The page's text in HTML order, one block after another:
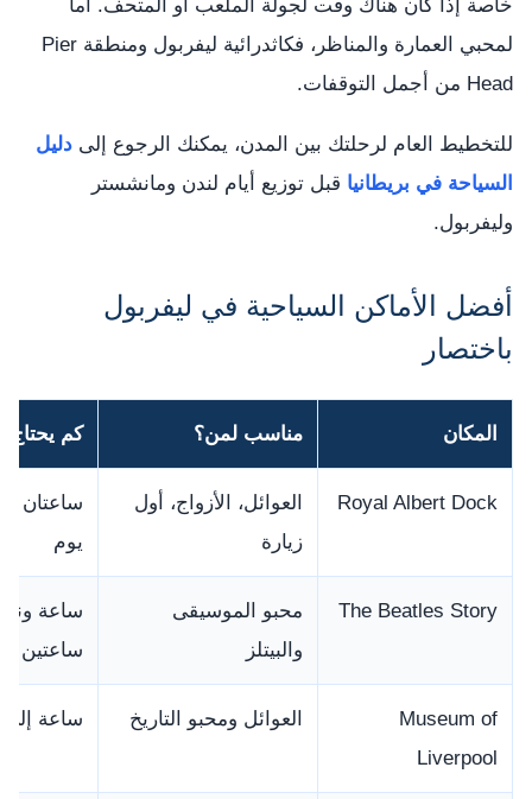
خاصة إذا كان هناك وقت لجولة الملعب أو المتحف. أما
لمحبي العمارة والمناظر، فكاثدرائية ليفربول ومنطقة Pier
Head من أجمل التوقفات.
للتخطيط العام لرحلتك بين المدن، يمكنك الرجوع إلى دليل
السياحة في بريطانيا قبل توزيع أيام لندن ومانشستر
وليفربول.
أفضل الأماكن السياحية في ليفربول
باختصار
المكان مناسب لمن؟ كم يحتاج
Royal Albert Dock
العوائل، الأزواج، أول
زيارة
ساعتان
يوم
The Beatles Story
محبو الموسيقى
والبيتلز
ساعة
ساعتين
Museum of
Liverpool
العوائل ومحبو التاريخ ساعة